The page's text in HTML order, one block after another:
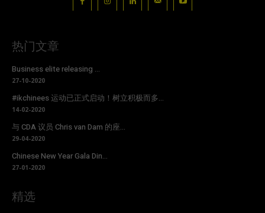
热门文章
Business elite releasing ...
27-10-2020
#ikchinees 运动已正式启动！树立积极而多...
14-02-2020
与 CDA 议员 Chris van Dam 的座...
29-04-2020
Chinese New Year Gala Din...
27-01-2020
精选